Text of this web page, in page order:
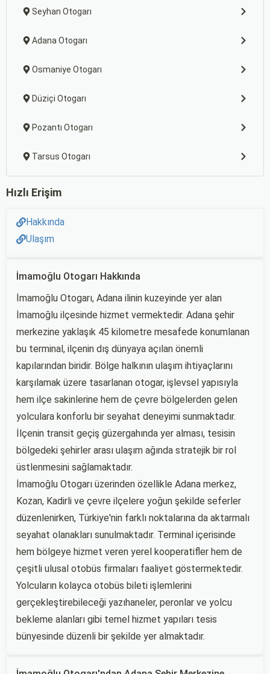
Seyhan Otogarı
Adana Otogarı
Osmaniye Otogarı
Düziçi Otogarı
Pozantı Otogarı
Tarsus Otogarı
Hızlı Erişim
Hakkında
Ulaşım
İmamoğlu Otogarı Hakkında
İmamoğlu Otogarı, Adana ilinin kuzeyinde yer alan
İmamoğlu ilçesinde hizmet vermektedir. Adana şehir
merkezine yaklaşık 45 kilometre mesafede konumlanan
bu terminal, ilçenin dış dünyaya açılan önemli
kapılarından biridir. Bölge halkının ulaşım ihtiyaçlarını
karşılamak üzere tasarlanan otogar, işlevsel yapısıyla
hem ilçe sakinlerine hem de çevre bölgelerden gelen
yolculara konforlu bir seyahat deneyimi sunmaktadır.
İlçenin transit geçiş güzergahında yer alması, tesisin
bölgedeki şehirler arası ulaşım ağında stratejik bir rol
üstlenmesini sağlamaktadır.
İmamoğlu Otogarı üzerinden özellikle Adana merkez,
Kozan, Kadirli ve çevre ilçelere yoğun şekilde seferler
düzenlenirken, Türkiye'nin farklı noktalarına da aktarmalı
seyahat olanakları sunulmaktadır. Terminal içerisinde
hem bölgeye hizmet veren yerel kooperatifler hem de
çeşitli ulusal otobüs firmaları faaliyet göstermektedir.
Yolcuların kolayca otobüs bileti işlemlerini
gerçekleştirebileceği yazıhaneler, peronlar ve yolcu
bekleme alanları gibi temel hizmet yapıları tesis
bünyesinde düzenli bir şekilde yer almaktadır.